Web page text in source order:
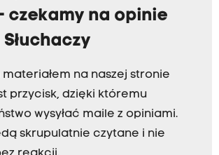
czekamy na opinie
materiałem na naszej stronie
przycisk, dzięki któremu
wysyłać maile z opiniami.
skrupulatnie czytane i nie